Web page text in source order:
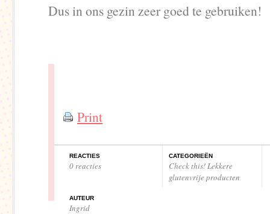
Dus in ons gezin zeer goed te gebruiken!
Print
REACTIES
0 reacties
CATEGORIEËN
Check this! Lekkere
glutenvrije producten
AUTEUR
Ingrid